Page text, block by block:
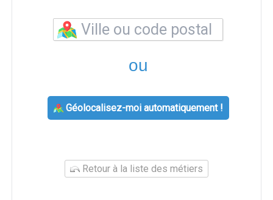
ou
Géolocalisez-moi automatiquement !
Retour à la liste des métiers